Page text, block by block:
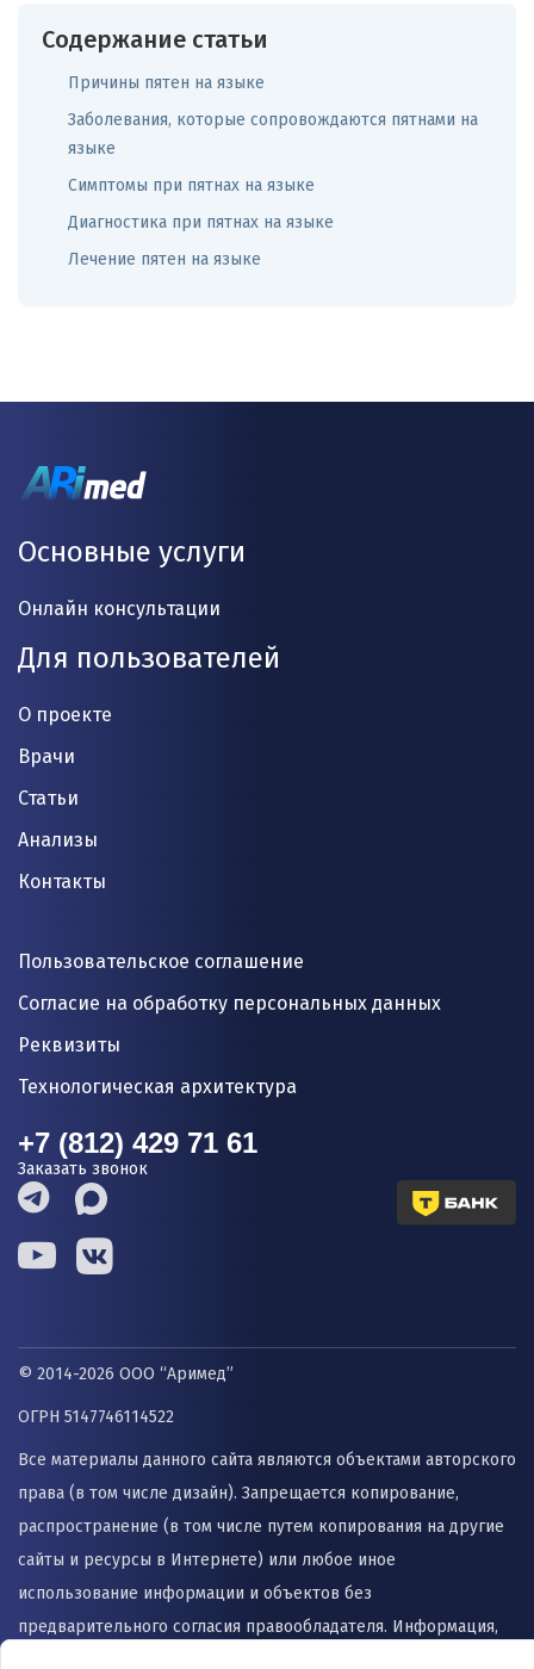
Содержание статьи
Причины пятен на языке
Заболевания, которые сопровождаются пятнами на
языке
Симптомы при пятнах на языке
Диагностика при пятнах на языке
Лечение пятен на языке
Основные услуги
Онлайн консультации
Для пользователей
О проекте
Врачи
Статьи
Анализы
Контакты
Пользовательское соглашение
Согласие на обработку персональных данных
Реквизиты
Технологическая архитектура
+7 (812) 429 71 61
Заказать звонок
© 2014-2026 ООО “Аримед”
ОГРН 5147746114522
Все материалы данного сайта являются объектами авторского
права (в том числе дизайн). Запрещается копирование,
распространение (в том числе путем копирования на другие
сайты и ресурсы в Интернете) или любое иное
использование информации и объектов без
предварительного согласия правообладателя. Информация,